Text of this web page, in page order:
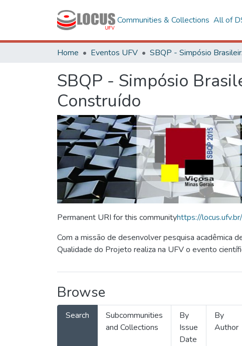
Communities & Collections All of
Home Eventos UFV SBQP
SBQP - Simpósio
Construído
Permanent URI for this communityhttps://
Com a missão de desenvolver pesquisa acadêmica
Qualidade do Projeto realiza na UFV o evento
Browse
Search
Subcommunities
and Collections
By
Issue
Date
By
Author